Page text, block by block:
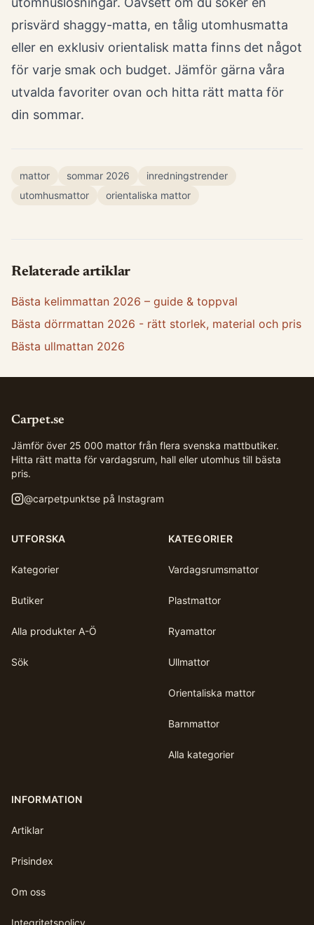
prisvärd shaggy-matta, en tålig utomhusmatta
eller en exklusiv orientalisk matta finns det något
för varje smak och budget. Jämför gärna våra
utvalda favoriter ovan och hitta rätt matta för
din sommar.
mattor sommar 2026
inredningstrender
utomhusmattor
orientaliska mattor
Relaterade artiklar
Bästa kelimmattan 2026 – guide & toppval
Bästa dörrmattan 2026 - rätt storlek, material och pris
Bästa ullmattan 2026
Carpet.se
Jämför över 25 000 mattor från flera svenska mattbutiker.
Hitta rätt matta för vardagsrum, hall eller utomhus till bästa
pris.
@carpetpunktse på Instagram
UTFORSKA
Kategorier
Butiker
Alla produkter A-Ö
Sök
KATEGORIER
Vardagsrumsmattor
Plastmattor
Ryamattor
Ullmattor
Orientaliska mattor
Barnmattor
Alla kategorier
INFORMATION
Artiklar
Prisindex
Om oss
Integritetspolicy